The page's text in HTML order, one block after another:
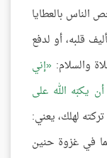
الناس بالعطايا
قلبه، أو لدفع
والسلام: إني
يكبّه الله على
لهلك، يعني:
في غزوة حنين